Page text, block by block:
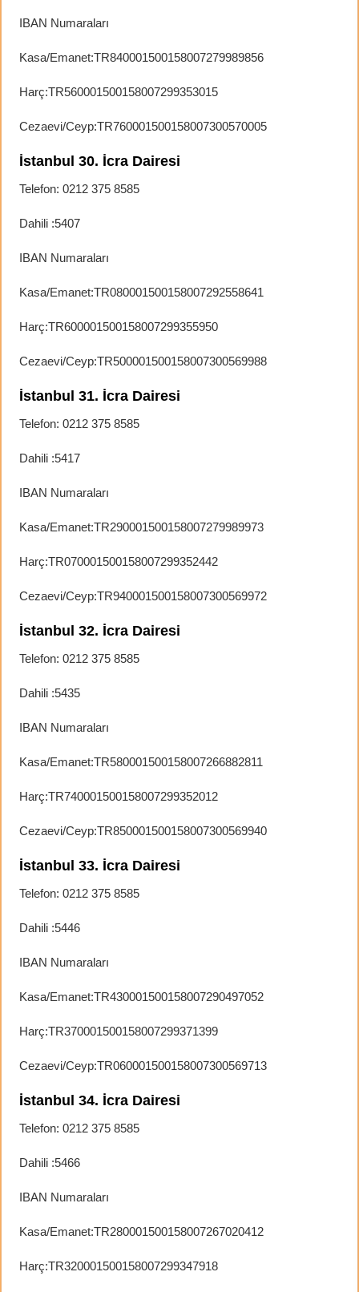
IBAN Numaraları
Kasa/Emanet:TR840001500158007279989856
Harç:TR560001500158007299353015
Cezaevi/Ceyp:TR760001500158007300570005
İstanbul 30. İcra Dairesi
Telefon: 0212 375 8585
Dahili :5407
IBAN Numaraları
Kasa/Emanet:TR080001500158007292558641
Harç:TR600001500158007299355950
Cezaevi/Ceyp:TR500001500158007300569988
İstanbul 31. İcra Dairesi
Telefon: 0212 375 8585
Dahili :5417
IBAN Numaraları
Kasa/Emanet:TR290001500158007279989973
Harç:TR070001500158007299352442
Cezaevi/Ceyp:TR940001500158007300569972
İstanbul 32. İcra Dairesi
Telefon: 0212 375 8585
Dahili :5435
IBAN Numaraları
Kasa/Emanet:TR580001500158007266882811
Harç:TR740001500158007299352012
Cezaevi/Ceyp:TR850001500158007300569940
İstanbul 33. İcra Dairesi
Telefon: 0212 375 8585
Dahili :5446
IBAN Numaraları
Kasa/Emanet:TR430001500158007290497052
Harç:TR370001500158007299371399
Cezaevi/Ceyp:TR060001500158007300569713
İstanbul 34. İcra Dairesi
Telefon: 0212 375 8585
Dahili :5466
IBAN Numaraları
Kasa/Emanet:TR280001500158007267020412
Harç:TR320001500158007299347918